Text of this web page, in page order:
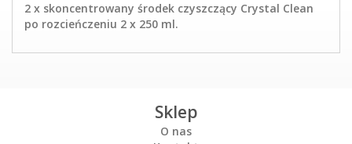
2 x skoncentrowany środek czyszczący Crystal Clean
po rozcieńczeniu 2 x 250 ml.
Sklep
O nas